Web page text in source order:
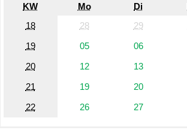
KW Mo Di
18
28 29
19
05 06
20
12 13
21
19 20
22
26 27